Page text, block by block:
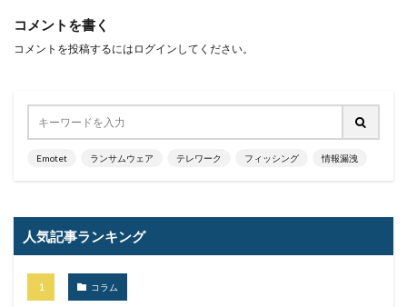
コメントを書く
コメントを投稿するには ログイン してください。
Emotet ランサムウェア テレワーク フィッシング 情報漏洩
人気記事ランキング
コラム